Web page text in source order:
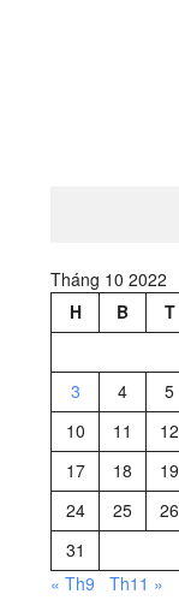
Tháng 10 2022
H
B T
3
4 5
10
11 12
17
18 19
24
25 26
31
« Th9
Th11 »